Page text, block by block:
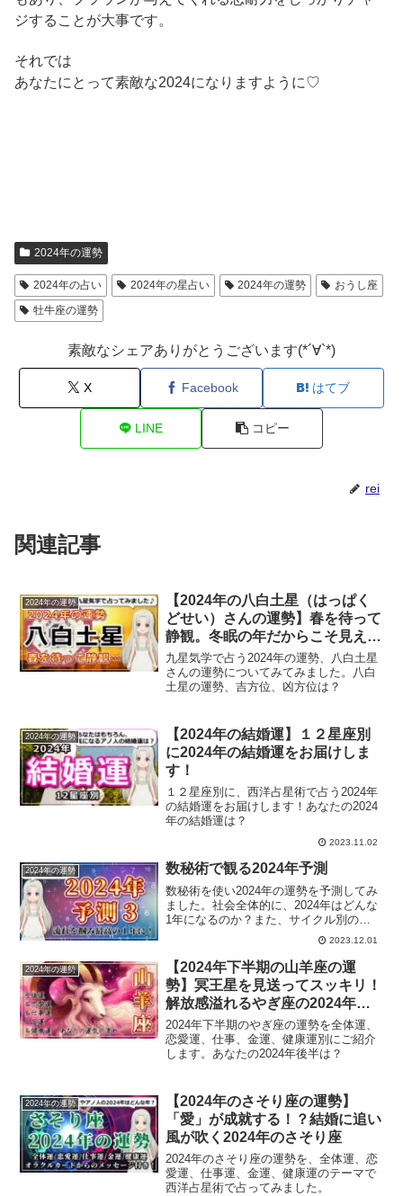
ジすることが大事です。
それでは
あなたにとって素敵な2024になりますように♡
2024年の運勢
2024年の占い 2024年の星占い 2024年の運勢
おうし座
牡牛座の運勢
素敵なシェアありがとうございます(*´∀`*)
X Facebook はてブ
LINE コピー
rei
関連記事
2024年の運勢
【2024年の八白土星（はっぱく
どせい）さんの運勢】春を待って
静観。冬眠の年だからこそ見えて
くることがある
九星気学で占う2024年の運勢、八白土星
さんの運勢についてみてみました。八白
土星の運勢、吉方位、凶方位は？
2024年の運勢
【2024年の結婚運】１２星座別
に2024年の結婚運をお届けしま
す！
１２星座別に、西洋占星術で占う2024年
の結婚運をお届けします！あなたの2024
年の結婚運は？
2023.11.02
2024年の運勢 数秘術で観る2024年予測
数秘術を使い2024年の運勢を予測してみ
ました。社会全体的に、2024年はどんな
1年になるのか？また、サイクル別の
2023.12.01
2024年の運勢
【2024年下半期の山羊座の運
勢】冥王星を見送ってスッキリ！
解放感溢れるやぎ座の2024年下
半期
2024年下半期のやぎ座の運勢を全体運、
恋愛運、仕事、金運、健康運別にご紹介
します。あなたの2024年後半は？
2024年の運勢
【2024年のさそり座の運勢】
「愛」が成就する！？結婚に追い
風が吹く2024年のさそり座
2024年のさそり座の運勢を、全体運、恋
愛運、仕事運、金運、健康運のテーマで
西洋占星術で占ってみました。